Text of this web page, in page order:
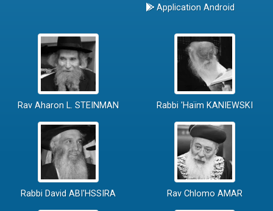
Application Android
Rav Aharon L. STEINMAN Rabbi 'Haïm KANIEWSKI
Rabbi David ABI'HSSIRA Rav Chlomo AMAR